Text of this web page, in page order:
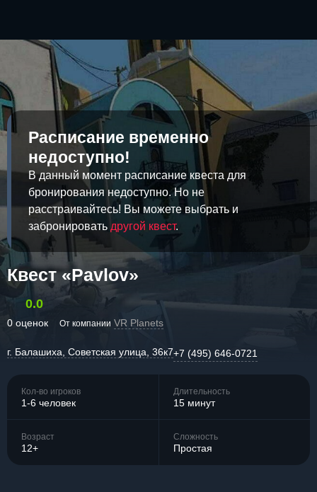
Расписание временно
недоступно!
В данный момент расписание квеста для
бронирования недоступно. Но не
расстраивайтесь! Вы можете выбрать и
забронировать другой квест.
Квест «Pavlov»
0.0
0 оценок От компании VR Planets
г. Балашиха, Советская улица, 36к7+7 (495) 646-0721
Кол-во игроков
1-6 человек
Длительность
15 минут
Возраст
12+
Сложность
Простая